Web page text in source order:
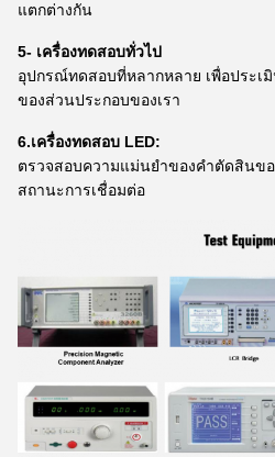
แตกต่างกัน
5- เครื่องทดสอบทั่วไป
อุปกรณ์ทดสอบที่หลากหลาย เพื่อประเ
ของส่วนประกอบของเรา
6.เครื่องทดสอบ LED:
ตรวจสอบความแม่นยําของคําตัดสินขอ
สถานะการเชื่อมต่อ